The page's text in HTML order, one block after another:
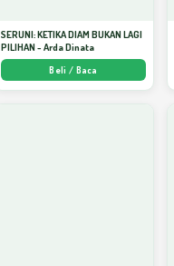
SERUNI: KETIKA DIAM BUKAN LAGI
PILIHAN - Arda Dinata
Beli / Baca